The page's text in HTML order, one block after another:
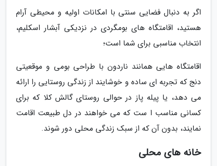
اگر به دنبال فضایی سنتی با امکانات اولیه و محیطی آرام
هستید، اقامتگاه های بومگردی در نزدیکی آبشار اسکلیم،
انتخاب مناسبی برای شما است؛
اقامتگاه هایی همانند ناردون با طراحی بومی و موقعیتی
دنج که تجربه ای ساده و خوشایند از زندگی روستایی را ارائه
می دهد، یا پیله پاز در حوالی روستای گالش کلا که برای
کسانی مناسب ا ست که می خواهند در دل طبیعت اقامت
نمایند، بدون آن که از سبک زندگی محلی دور شوند.
خانه های محلی